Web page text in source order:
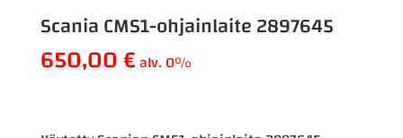
Scania CMS1-ohjainlaite 2897645
650,00€alv. 0%